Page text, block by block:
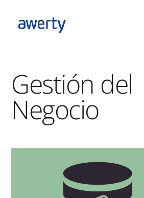
content
Gestión del
Negocio